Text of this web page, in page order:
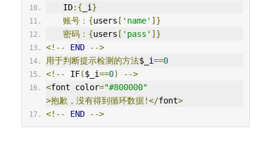
ID:{ _i}
账号：{users [ 'name' ]}
密码：{users [ 'pass' ]}
<!--
END
-->
用于判断提示检测的方法$_i==0
<!--
IF($_i==0)
-->
<font color="#800000"
>抱歉，没有得到循环数据!</font>
<!--
END -->